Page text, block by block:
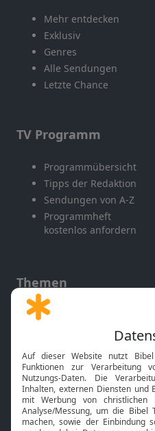
Mehr entdecken
Exklusiv
Genres
Alle Sendungen
Letzte Chance
TV Programm
Programmübersicht
Tipps der Redaktion
Sendungen von A-Z
Programmheft
kostenlos anfordern
Themen
Gott und Bibel erklärt
Neuigkeiten